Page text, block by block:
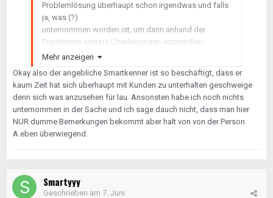
Problemlösung überhaupt schon irgendwas und falls
ja, was (?)
unternommen worden ist, um dann anhand der
Ergebnisse weitere Überlegungen anzustellen.
Da du selbst keine Ideen hast, wäre es z.B. -
Smart-Kenner kontaktiert wird
…zumal hier ja scheinbar nur dumme Bemerkungen
kommen.
Mehr anzeigen
Okay also der angebliche Smartkenner ist so beschäftigt, dass er
kaum Zeit hat sich überhaupt mit Kunden zu unterhalten geschweige
denn sich was anzusehen für lau. Ansonsten habe ich noch nichts
unternommen in der Sache und ich sage dauch nicht, dass man hier
NUR dumme Bemerkungen bekommt aber halt von von der Person
A.eben überwiegend.
Smartyyy
Geschrieben am 7. Juni